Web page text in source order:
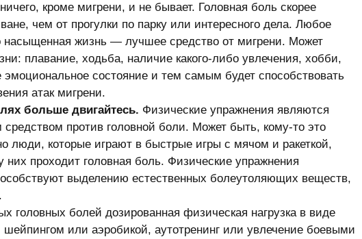
кроме мигрени, и не бывает. Головная боль скорее
чем от прогулки по парку или интересного дела. Любое
насыщенная жизнь — лучшее средство от мигрени. Может
плавание, ходьба, наличие какого-либо увлечения, хобби,
эмоциональное состояние и тем самым будет способствовать
атак мигрени.
больше двигайтесь. Физические упражнения являются
против головной боли. Может быть, кому-то это
люди, которые играют в быстрые игры с мячом и ракеткой,
них проходит головная боль. Физические упражнения
выделению естественных болеутоляющих веществ,
головных болей дозированная физическая нагрузка в виде
шейпингом или аэробикой, аутотренинг или увлечение боевыми